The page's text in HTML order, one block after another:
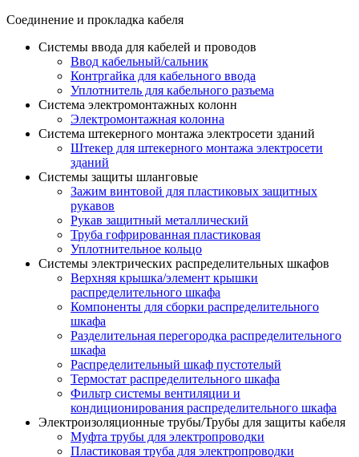
Соединение и прокладка кабеля
Системы ввода для кабелей и проводов
Ввод кабельный/сальник
Контргайка для кабельного ввода
Уплотнитель для кабельного разъема
Система электромонтажных колонн
Электромонтажная колонна
Система штекерного монтажа электросети зданий
Штекер для штекерного монтажа электросети
зданий
Системы защиты шланговые
Зажим винтовой для пластиковых защитных
рукавов
Рукав защитный металлический
Труба гофрированная пластиковая
Уплотнительное кольцо
Системы электрических распределительных шкафов
Верхняя крышка/элемент крышки
распределительного шкафа
Компоненты для сборки распределительного
шкафа
Разделительная перегородка распределительного
шкафа
Распределительный шкаф пустотелый
Термостат распределительного шкафа
Фильтр системы вентиляции и
кондиционирования распределительного шкафа
Электроизоляционные трубы/Трубы для защиты кабеля
Муфта трубы для электропроводки
Пластиковая труба для электропроводки